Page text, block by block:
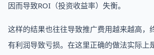
因而导致ROI（投资收益率）失衡。
这样的结果也往往导致推广费用越来越高，
有利润导致亏损。在这里正确的做法实际上